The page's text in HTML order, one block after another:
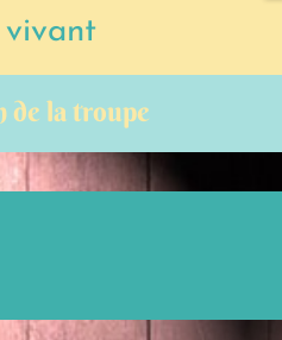
vivant
de la troupe